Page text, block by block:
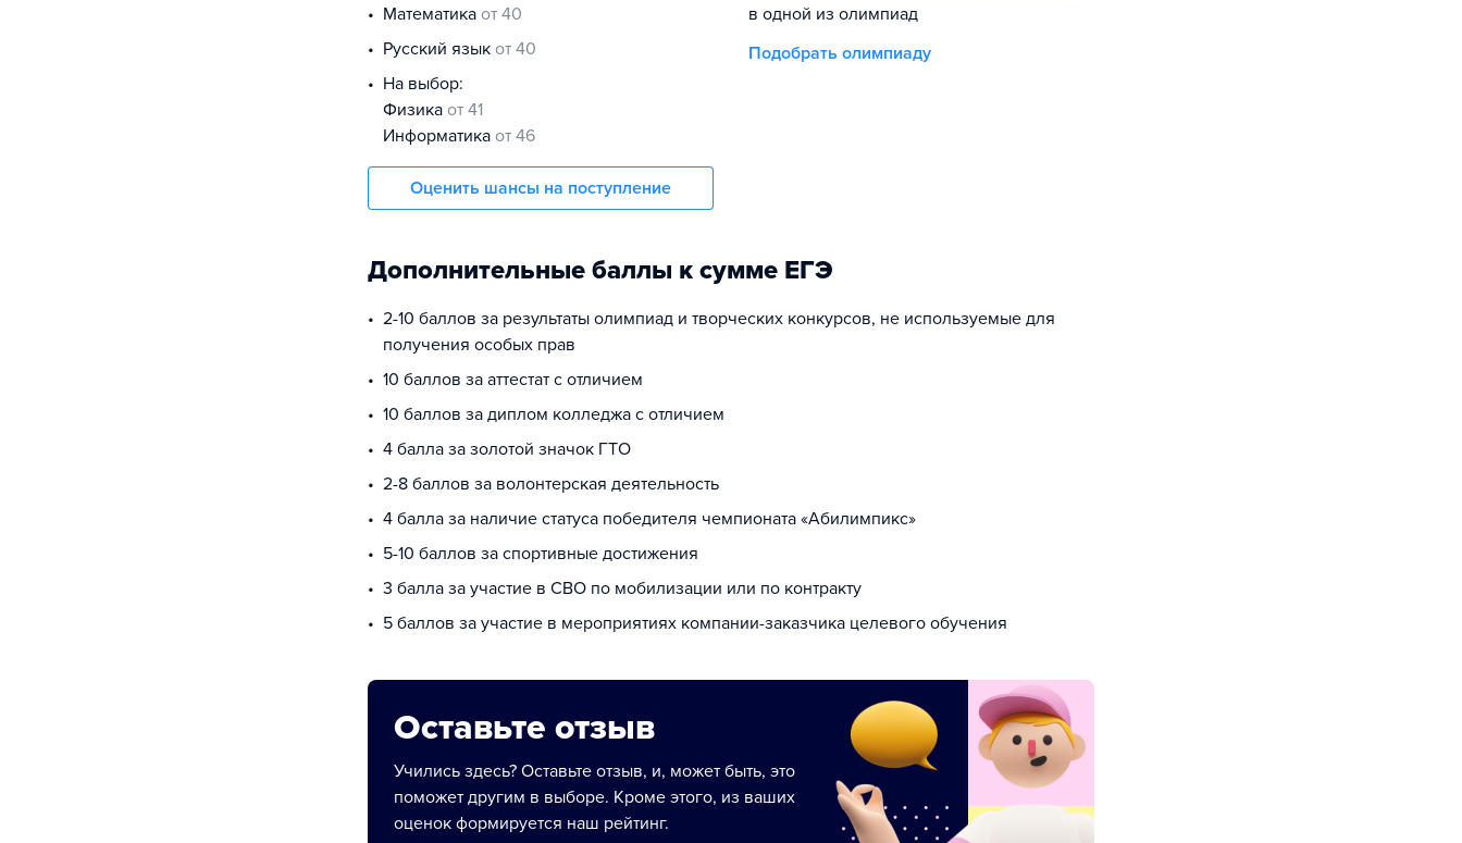
математика от 40
русский язык от 40
На выбор:
физика от 41
информатика от 46
Оценить шансы на поступление
в одной из олимпиад
Подобрать олимпиаду
Дополнительные баллы к сумме ЕГЭ
2-10 баллов за результаты олимпиад и творческих конкурсов, не используемые для
получения особых прав
10 баллов за аттестат с отличием
10 баллов за диплом колледжа с отличием
4 балла за золотой значок ГТО
2-8 баллов за волонтерская деятельность
4 балла за наличие статуса победителя чемпионата «Абилимпикс»
5-10 баллов за спортивные достижения
3 балла за участие в СВО по мобилизации или по контракту
5 баллов за участие в мероприятиях компании-заказчика целевого обучения
Оставьте отзыв
Учились здесь? Оставьте отзыв, и, может быть, это
поможет другим в выборе. Кроме этого, из ваших
оценок формируется наш рейтинг.